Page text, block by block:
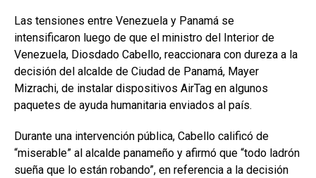
Las tensiones entre Venezuela y Panamá se
intensificaron luego de que el ministro del Interior de
Venezuela, Diosdado Cabello, reaccionara con dureza a la
decisión del alcalde de Ciudad de Panamá, Mayer
Mizrachi, de instalar dispositivos AirTag en algunos
paquetes de ayuda humanitaria enviados al país.
Durante una intervención pública, Cabello calificó de
“miserable” al alcalde panameño y afirmó que “todo ladrón
sueña que lo están robando”, en referencia a la decisión